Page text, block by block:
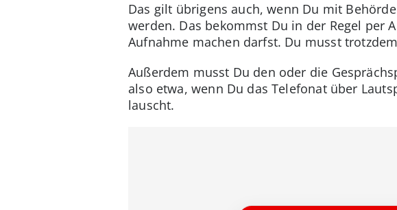
Das gilt übrigens auch, wenn Du mit
werden. Das bekommst Du in der Regel per
Aufnahme machen darfst. Du musst
Außerdem musst Du den oder die
also etwa, wenn Du das Telefonat über
lauscht.